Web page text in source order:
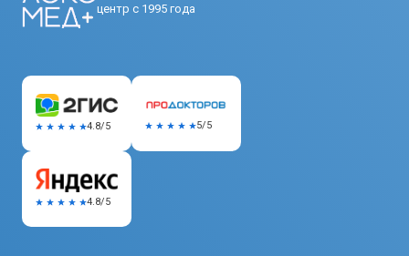
центр с 1995 года
4.8/5 5/5
4.8/5